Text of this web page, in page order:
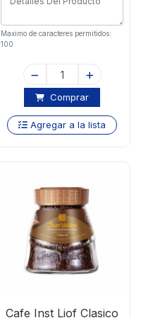
Maximo de caracteres permitidos:
100
Comprar
Agregar a la lista
Cafe Inst Liof Clasico